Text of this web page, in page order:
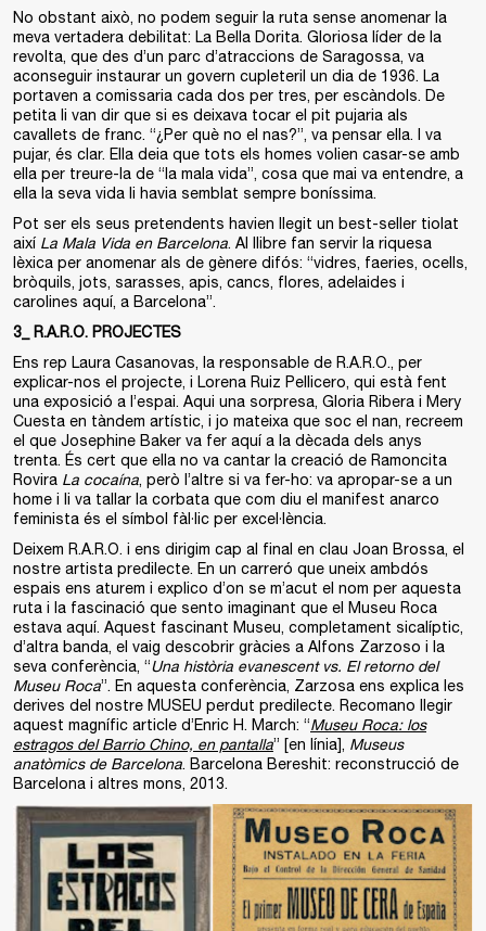
No obstant això, no podem seguir la ruta sense anomenar la
meva vertadera debilitat: La Bella Dorita. Gloriosa líder de la
revolta, que des d’un parc d’atraccions de Saragossa, va
aconseguir instaurar un govern cupleteril un dia de 1936. La
portaven a comissaria cada dos per tres, per escàndols. De
petita li van dir que si es deixava tocar el pit pujaria als
cavallets de franc. “¿Per què no el nas?”, va pensar ella. I va
pujar, és clar. Ella deia que tots els homes volien casar-se amb
ella per treure-la de “la mala vida”, cosa que mai va entendre, a
ella la seva vida li havia semblat sempre boníssima.
Pot ser els seus pretendents havien llegit un best-seller tiolat
així La Mala Vida en Barcelona. Al llibre fan servir la riquesa
lèxica per anomenar als de gènere difós: “vidres, faeries, ocells,
bròquils, jots, sarasses, apis, cancs, flores, adelaides i
carolines aquí, a Barcelona”.
3_ R.A.R.O. PROJECTES
Ens rep Laura Casanovas, la responsable de R.A.R.O., per
explicar-nos el projecte, i Lorena Ruiz Pellicero, qui està fent
una exposició a l’espai. Aqui una sorpresa, Gloria Ribera i Mery
Cuesta en tàndem artístic, i jo mateixa que soc el nan, recreem
el que Josephine Baker va fer aquí a la dècada dels anys
trenta. És cert que ella no va cantar la creació de Ramoncita
Rovira La cocaína, però l’altre si va fer-ho: va apropar-se a un
home i li va tallar la corbata que com diu el manifest anarco
feminista és el símbol fàl·lic per excel·lència.
Deixem R.A.R.O. i ens dirigim cap al final en clau Joan Brossa, el
nostre artista predilecte. En un carreró que uneix ambdós
espais ens aturem i explico d’on se m’acut el nom per aquesta
ruta i la fascinació que sento imaginant que el Museu Roca
estava aquí. Aquest fascinant Museu, completament sicalíptic,
d’altra banda, el vaig descobrir gràcies a Alfons Zarzoso i la
seva conferència, “Una història evanescent vs. El retorno del
Museu Roca”. En aquesta conferència, Zarzosa ens explica les
derives del nostre MUSEU perdut predilecte. Recomano llegir
aquest magnífic article d’Enric H. March: “Museu Roca: los
estragos del Barrio Chino, en pantalla” [en línia], Museus
anatòmics de Barcelona. Barcelona Bereshit: reconstrucció de
Barcelona i altres mons, 2013.